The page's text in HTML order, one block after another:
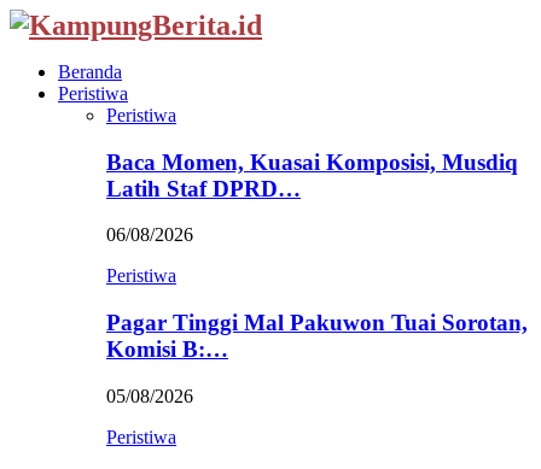
Beranda
Peristiwa
Peristiwa
Baca Momen, Kuasai Komposisi, Musdiq
Latih Staf DPRD…
06/08/2026
Peristiwa
Pagar Tinggi Mal Pakuwon Tuai Sorotan,
Komisi B:…
05/08/2026
Peristiwa